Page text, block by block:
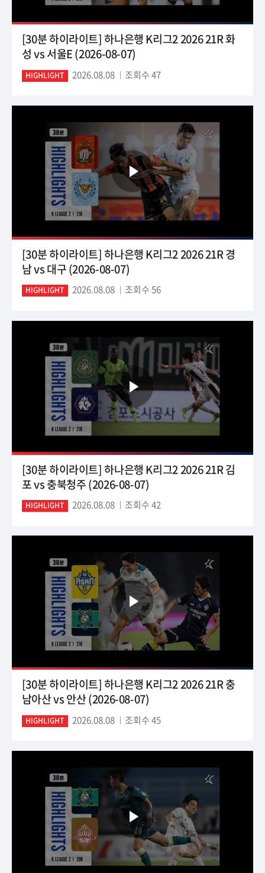
[30분 하이라이트] 하나은행 K리그2 2026 21R 화
성 vs 서울E (2026-08-07)
HIGHLIGHT 2026.08.08 조회수 47
[30분 하이라이트] 하나은행 K리그2 2026 21R 경
남 vs 대구 (2026-08-07)
HIGHLIGHT 2026.08.08 조회수 56
[30분 하이라이트] 하나은행 K리그2 2026 21R 김
포 vs 충북청주 (2026-08-07)
HIGHLIGHT 2026.08.08 조회수 42
[30분 하이라이트] 하나은행 K리그2 2026 21R 충
남아산 vs 안산 (2026-08-07)
HIGHLIGHT 2026.08.08 조회수 45